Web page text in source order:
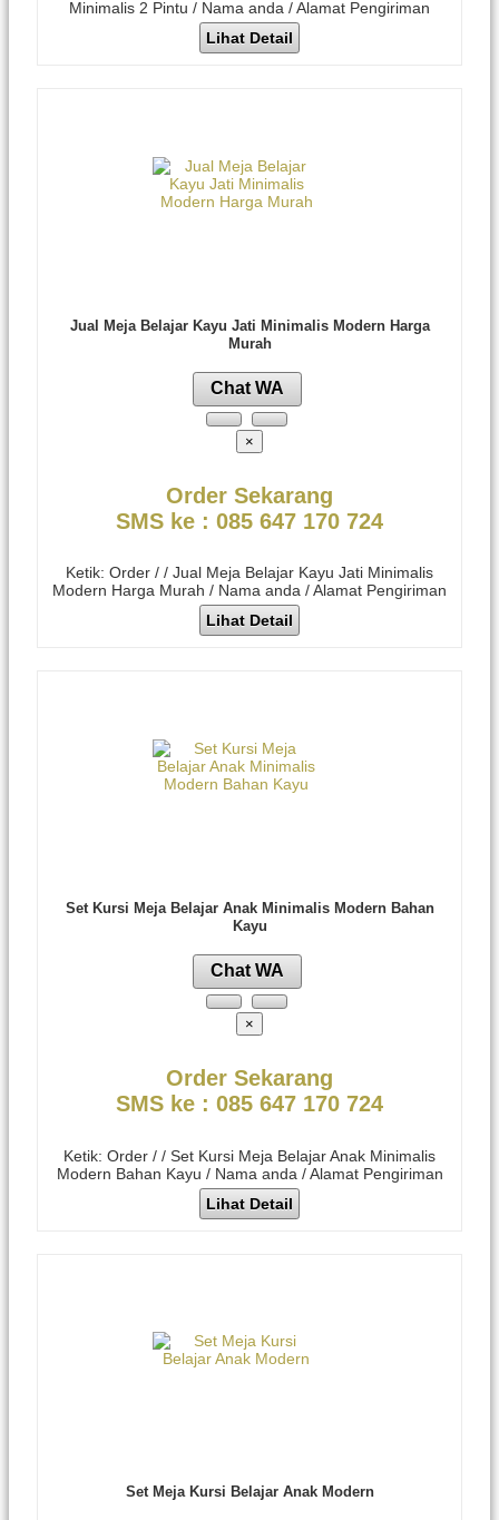
Minimalis 2 Pintu / Nama anda / Alamat Pengiriman
Lihat Detail
Jual Meja Belajar Kayu Jati Minimalis Modern Harga
Murah
Chat WA
×
Order Sekarang
SMS ke : 085 647 170 724
Ketik: Order / / Jual Meja Belajar Kayu Jati Minimalis
Modern Harga Murah / Nama anda / Alamat Pengiriman
Lihat Detail
Set Kursi Meja Belajar Anak Minimalis Modern Bahan
Kayu
Chat WA
×
Order Sekarang
SMS ke : 085 647 170 724
Ketik: Order / / Set Kursi Meja Belajar Anak Minimalis
Modern Bahan Kayu / Nama anda / Alamat Pengiriman
Lihat Detail
Set Meja Kursi Belajar Anak Modern